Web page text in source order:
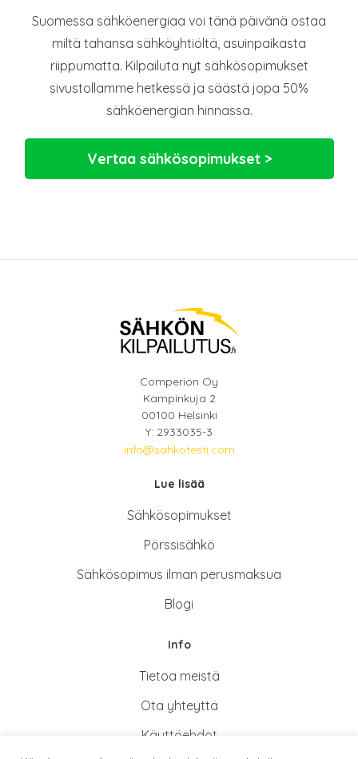
Suomessa sähköenergiaa voi tänä päivänä ostaa
miltä tahansa sähköyhtiöltä, asuinpaikasta
riippumatta. Kilpailuta nyt sähkösopimukset
sivustollamme hetkessä ja säästä jopa 50%
sähköenergian hinnassa.
Vertaa sähkösopimukset >
Comperion Oy
Kampinkuja 2
00100 Helsinki
Y: 2933035-3
info@sahkotesti.com
Lue lisää
Sähkösopimukset
Pörssisähkö
Sähkösopimus ilman perusmaksua
Blogi
Info
Tietoa meistä
Ota yhteyttä
Käyttöehdot